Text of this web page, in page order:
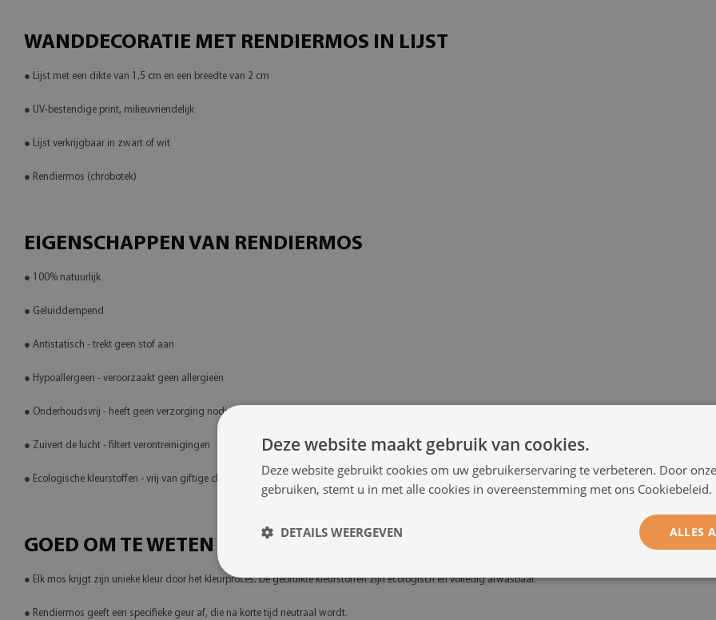
WANDDECORATIE MET RENDIERMOS IN LIJST
● Lijst met een dikte van 1,5 cm en een breedte van 2 cm
● UV-bestendige print, milieuvriendelijk
● Lijst verkrijgbaar in zwart of wit
● Rendiermos (chrobotek)
EIGENSCHAPPEN VAN RENDIERMOS
● 100% natuurlijk
● Geluiddempend
● Antistatisch - trekt geen stof aan
● Hypoallergeen - veroorzaakt geen allergieën
● Onderhoudsvrij - heeft geen verzorging nodig
● Zuivert de lucht - filtert verontreinigingen
● Ecologische kleurstoffen - vrij van giftige chemicaliën
GOED OM TE WETEN
● Elk mos krijgt zijn unieke kleur door het kleurproces. De gebruikte kleurstoffen zijn ecologisch en volledig afwasbaar.
● Rendiermos geeft een specifieke geur af, die na korte tijd neutraal wordt.
Deze website maakt gebruik van cookies.
Deze website gebruikt cookies om uw gebruikerservaring te verbeteren. Door
gebruiken, stemt u in met alle cookies in overeenstemming met ons Cookiebeleid.
ALLES
DETAILS WEERGEVEN